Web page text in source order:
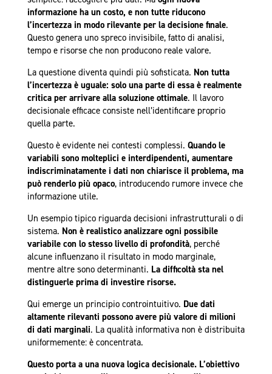
informazione ha un costo, e non tutte riducono
l’incertezza in modo rilevante per la decisione finale.
Questo genera uno spreco invisibile, fatto di analisi,
tempo e risorse che non producono reale valore.
La questione diventa quindi più sofisticata. Non tutta
l’incertezza è uguale: solo una parte di essa è realmente
critica per arrivare alla soluzione ottimale. Il lavoro
decisionale efficace consiste nell’identificare proprio
quella parte.
Questo è evidente nei contesti complessi. Quando le
variabili sono molteplici e interdipendenti, aumentare
indiscriminatamente i dati non chiarisce il problema, ma
può renderlo più opaco, introducendo rumore invece che
informazione utile.
Un esempio tipico riguarda decisioni infrastrutturali o di
sistema. Non è realistico analizzare ogni possibile
variabile con lo stesso livello di profondità, perché
alcune influenzano il risultato in modo marginale,
mentre altre sono determinanti. La difficoltà sta nel
distinguerle prima di investire risorse.
Qui emerge un principio controintuitivo. Due dati
altamente rilevanti possono avere più valore di milioni
di dati marginali. La qualità informativa non è distribuita
uniformemente: è concentrata.
Questo porta a una nuova logica decisionale. L’obiettivo